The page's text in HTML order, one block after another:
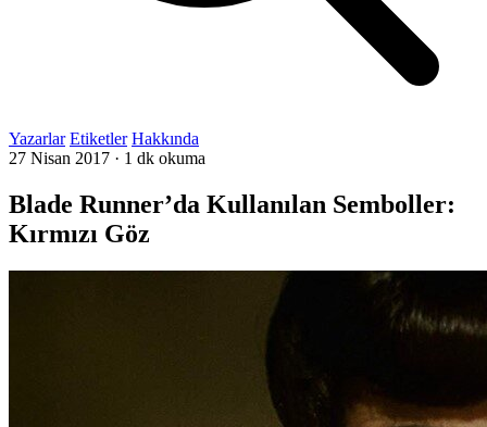
Yazarlar Etiketler Hakkında
27 Nisan 2017 · 1 dk okuma
Blade Runner’da Kullanılan Semboller:
Kırmızı Göz